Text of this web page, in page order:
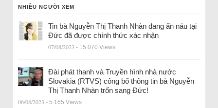
NHIỀU NGƯỜI XEM
Tin bà Nguyễn Thị Thanh Nhàn đang ẩn náu tại
Đức đã được chính thức xác nhận
07/08/2023 - 15.070 Views
Đài phát thanh và Truyền hình nhà nước
Slovakia (RTVS) công bố thông tin bà Nguyễn
Thị Thanh Nhàn trốn sang Đức!
06/08/2023 - 5.165 Views